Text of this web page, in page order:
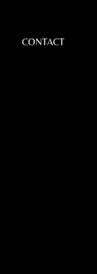
CONTACT